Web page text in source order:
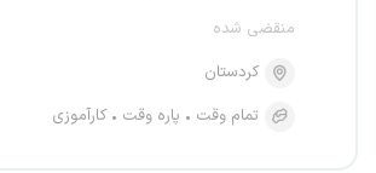
منقضی شده
کردستان
تمام وقت
پاره وقت کارآموزی